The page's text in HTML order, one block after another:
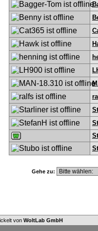
Gehe zu:
von WoltLab GmbH